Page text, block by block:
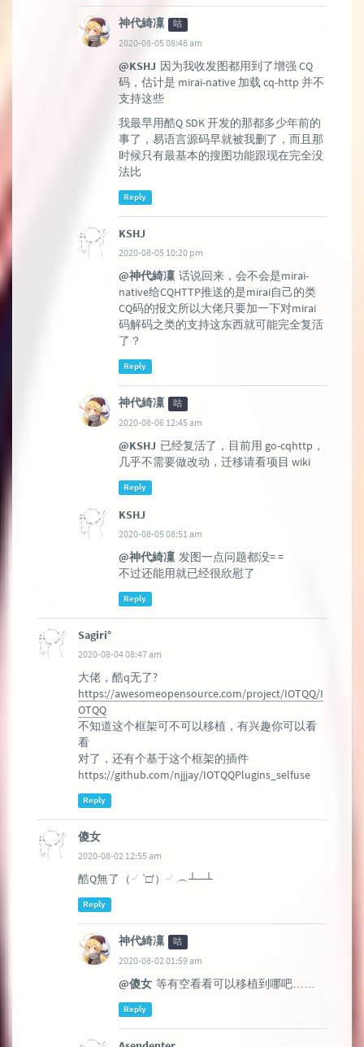
神代綺凜 咕
2020-08-05 08:48 am
@KSHJ 因为我收发图都用到了增强 CQ
码，估计是 mirai-native 加载 cq-http 并不
支持这些
我最早用酷Q SDK 开发的那都多少年前的
事了，易语言源码早就被我删了，而且那
时候只有最基本的搜图功能跟现在完全没
法比
Reply
KSHJ
2020-08-05 10:20 pm
@神代綺凜 话说回来，会不会是mirai-
native给CQHTTP推送的是mirai自己的类
CQ码的报文所以大佬只要加一下对mirai
码解码之类的支持这东西就可能完全复活
了？
Reply
神代綺凜 咕
2020-08-06 12:45 am
@KSHJ 已经复活了，目前用 go-cqhttp，
几乎不需要做改动，迁移请看项目 wiki
Reply
KSHJ
2020-08-05 08:51 am
@神代綺凜 发图一点问题都没= =
不过还能用就已经很欣慰了
Reply
Sagiri°
2020-08-04 08:47 am
大佬，酷q无了?
https://awesomeopensource.com/project/IOTQQ/I
OTQQ
不知道这个框架可不可以移植，有兴趣你可以看
看
对了，还有个基于这个框架的插件
https://github.com/njjjay/IOTQQPlugins_selfuse
Reply
傻女
2020-08-02 12:55 am
酷Q無了（╯‵□′）╯︵┴─┴
Reply
神代綺凜 咕
2020-08-02 01:59 am
@傻女 等有空看看可以移植到哪吧……
Reply